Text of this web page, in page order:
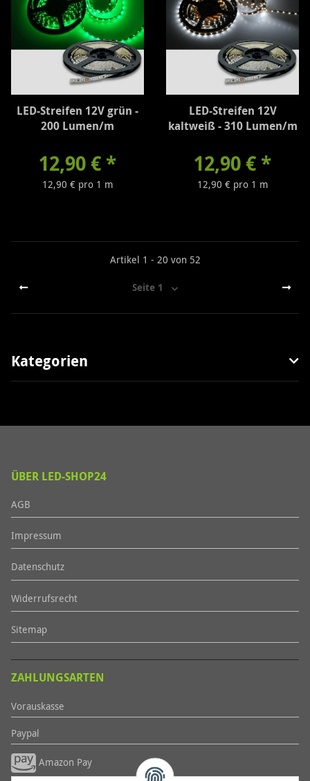
LED-Streifen 12V grün -
200 Lumen/m
12,90 € *
12,90 € pro 1 m
LED-Streifen 12V
kaltweiß - 310 Lumen/m
12,90 € *
12,90 € pro 1 m
Artikel 1 - 20 von 52
Seite 1
Kategorien
ÜBER LED-SHOP24
AGB
Impressum
Datenschutz
Widerrufsrecht
Sitemap
ZAHLUNGSARTEN
Vorauskasse
Paypal
Amazon Pay